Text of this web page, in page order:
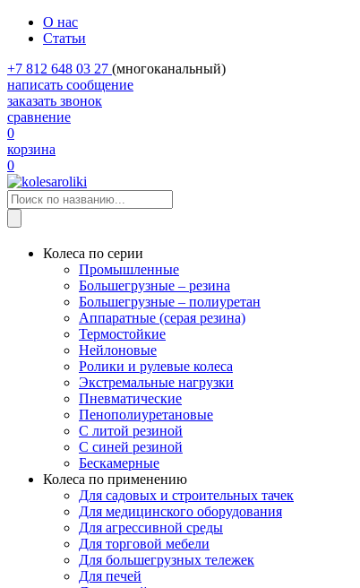
О нас
Статьи
+7 812 648 03 27 (многоканальный)
написать сообщение
заказать звонок
сравнение
0
корзина
0
Колеса по серии
Промышленные
Большегрузные – резина
Большегрузные – полиуретан
Аппаратные (серая резина)
Термостойкие
Нейлоновые
Ролики и рулевые колеса
Экстремальные нагрузки
Пневматические
Пенополиуретановые
С литой резиной
С синей резиной
Бескамерные
Колеса по применению
Для садовых и строительных тачек
Для медицинского оборудования
Для агрессивной среды
Для торговой мебели
Для большегрузных тележек
Для печей